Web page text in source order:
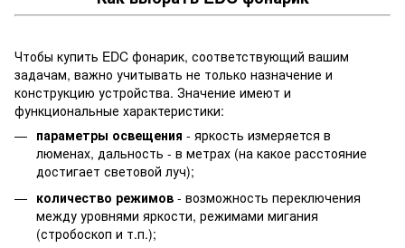
Чтобы купить EDC фонарик, соответствующий вашим
задачам, важно учитывать не только назначение и
конструкцию устройства. Значение имеют и
функциональные характеристики:
параметры освещения - яркость измеряется в
люменах, дальность - в метрах (на какое расстояние
достигает световой луч);
количество режимов - возможность переключения
между уровнями яркости, режимами мигания
(стробоскоп и т.п.);